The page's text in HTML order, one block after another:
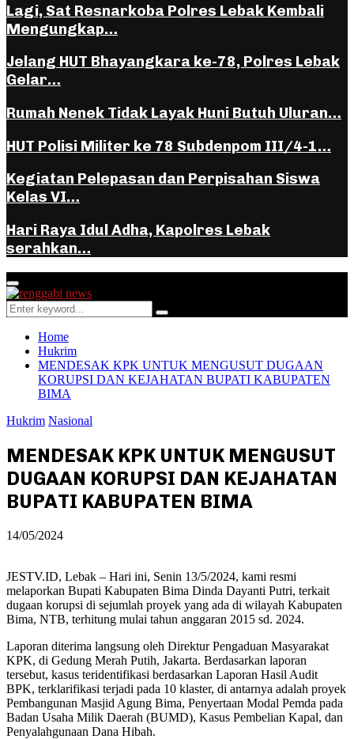
Lagi, Sat Resnarkoba Polres Lebak Kembali
Mengungkap…
Jelang HUT Bhayangkara ke-78, Polres Lebak
Gelar…
Rumah Nenek Tidak Layak Huni Butuh Uluran…
HUT Polisi Militer ke 78 Subdenpom III/4-1…
Kegiatan Pelepasan dan Perpisahan Siswa
Kelas VI…
Hari Raya Idul Adha, Kapolres Lebak
serahkan…
Facebook
Instagram
Youtube
Whatsapp
Primary
Menu
Search
for:
Search
Home
Hukrim
MENDESAK KPK UNTUK MENGUSUT DUGAAN
KORUPSI DAN KEJAHATAN BUPATI KABUPATEN
BIMA
Hukrim Nasional
MENDESAK KPK UNTUK MENGUSUT
DUGAAN KORUPSI DAN KEJAHATAN
BUPATI KABUPATEN BIMA
14/05/2024
JESTV.ID, Lebak – Hari ini, Senin 13/5/2024, kami resmi
melaporkan Bupati Kabupaten Bima Dinda Dayanti Putri, terkait
dugaan korupsi di sejumlah proyek yang ada di wilayah Kabupaten
Bima, NTB, terhitung mulai tahun anggaran 2015 sd. 2024.
Laporan diterima langsung oleh Direktur Pengaduan Masyarakat
KPK, di Gedung Merah Putih, Jakarta. Berdasarkan laporan
tersebut, kasus teridentifikasi berdasarkan Laporan Hasil Audit
BPK, terklarifikasi terjadi pada 10 klaster, di antarnya adalah proyek
Pembangunan Masjid Agung Bima, Penyertaan Modal Pemda pada
Badan Usaha Milik Daerah (BUMD), Kasus Pembelian Kapal, dan
Penyalahgunaan Dana Hibah.